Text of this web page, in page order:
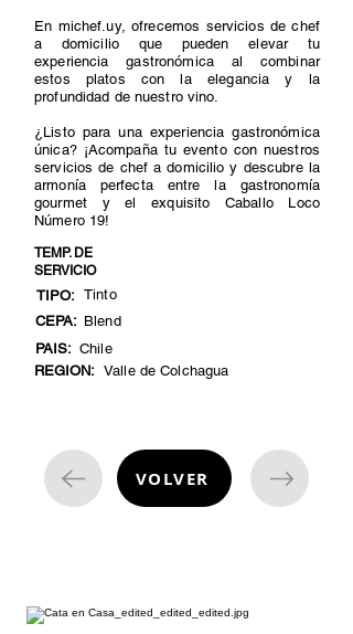
En michef.uy, ofrecemos servicios de chef
a domicilio que pueden elevar tu
experiencia gastronómica al combinar
estos platos con la elegancia y la
profundidad de nuestro vino.
¿Listo para una experiencia gastronómica
única? ¡Acompaña tu evento con nuestros
servicios de chef a domicilio y descubre la
armonía perfecta entre la gastronomía
gourmet y el exquisito Caballo Loco
Número 19!
TEMP. DE
SERVICIO
TIPO: Tinto
CEPA: Blend
PAIS: Chile
REGION: Valle de Colchagua
VOLVER